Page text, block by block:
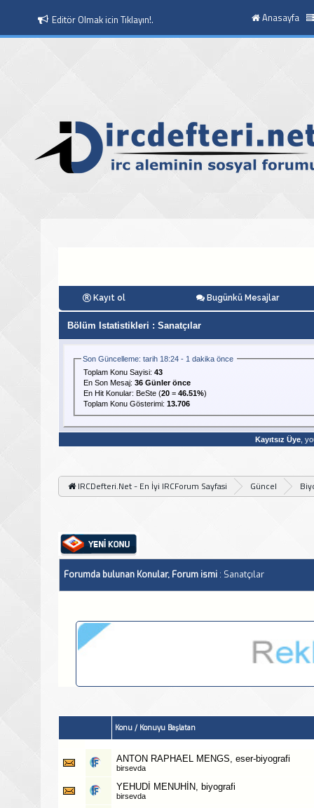
Moderatör Olmak icin Tıklayın!. Anasayfa
Kayıt ol Bugünkü Mesajlar
Bölüm Istatistikleri : Sanatçılar
Son Güncelleme: tarih 18:24 - 1 dakika önce
Toplam Konu Sayisi: 43
En Son Mesaj: 36 Günler önce
En Hit Konular: BeSte (20 = 46.51%)
Toplam Konu Gösterimi: 13.706
Kayıtsız Üye,
IRCDefteri.Net - En İyi IRCForum Sayfasi Güncel
Forumda bulunan Konular, Forum ismi : Sanatçılar
Konu / Konuyu Başlatan
ANTON RAPHAEL MENGS, eser-biyografi
birsevda
YEHUDİ MENUHİN, biyografi
birsevda